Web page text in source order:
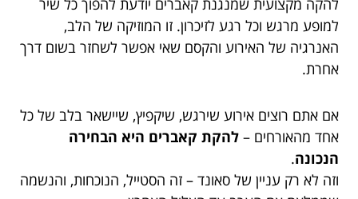
למופע מרגש וכל רגע לזיכרון. זו המוזיקה של הלב,
האנרגיה של האירוע והקסם שאי אפשר לשחזר בשום דרך
אחרת.
אם אתם רוצים אירוע שירגש, שיקפיץ, שיישאר בלב של כל
אחד מהאורחים – להקת קאברים היא הבחירה
הנכונה.
וזה לא רק עניין של סאונד – זה הסטייל, הנוכחות, והנשמה